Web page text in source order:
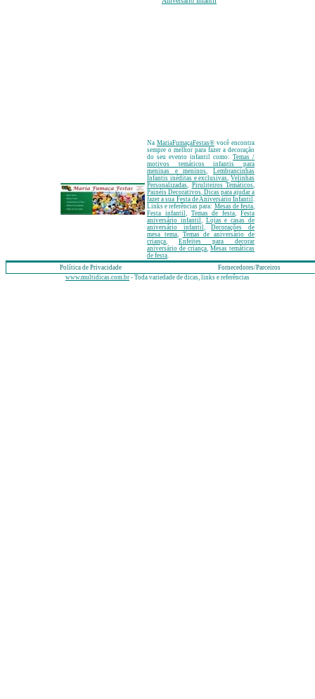
Na MariaFumaçaFestas® você encontra
sempre o melhor para fazer a decoração
do seu evento infantil como: Temas /
motivos temáticos infantis para
meninas e meninos,Lembrancinhas
Infantis inéditas e exclusivas, Velinhas
Personalizadas, Piruliteiros Temáticos,
Painéis Decorativos, Dicas para ajudar a
fazer a sua Festa de Aniversário Infantil.
Links e referências para: Mesas de festa,
Festa infantil, Temas de festa,Festa
aniversário infantil, Lojas e casas de
aniversário infantil,Decorações de
mesa tema, Temas de aniversário de
criança, Enfeites para decorar
aniversário de criança, Mesas temáticas
de festa.
Política de Privacidade
Fornecedores/Parceiros
www.multidicas.com.br - Toda variedade de dicas, links e referências